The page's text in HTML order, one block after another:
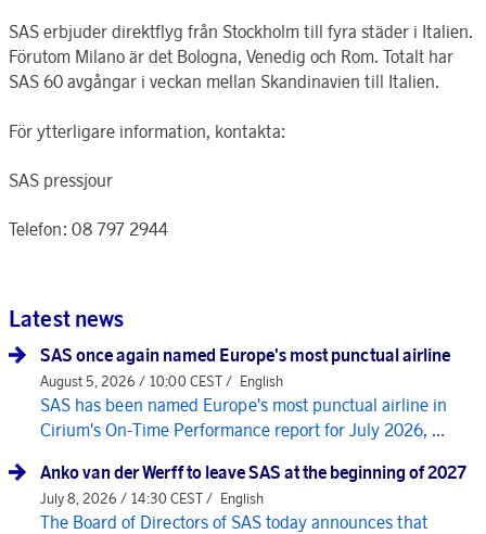
SAS erbjuder direktflyg från Stockholm till fyra städer i Italien.
Förutom Milano är det Bologna, Venedig och Rom. Totalt har
SAS 60 avgångar i veckan mellan Skandinavien till Italien.
För ytterligare information, kontakta:
SAS pressjour
Telefon: 08 797 2944
Latest news
SAS once again named Europe's most punctual airline
August 5, 2026 / 10:00 CEST / English
SAS has been named Europe's most punctual airline in
Cirium's On-Time Performance report for July 2026, ...
Anko van der Werff to leave SAS at the beginning of 2027
July 8, 2026 / 14:30 CEST / English
The Board of Directors of SAS today announces that